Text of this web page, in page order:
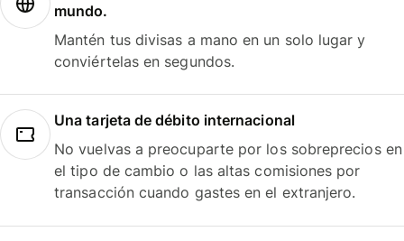
mundo.
Mantén tus divisas a mano en un solo lugar y
conviértelas en segundos.
Una tarjeta de débito internacional
No vuelvas a preocuparte por los sobreprecios en
el tipo de cambio o las altas comisiones por
transacción cuando gastes en el extranjero.